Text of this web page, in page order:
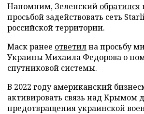
Напомним, Зеленский обратился
просьбой задействовать сеть
российской территории.
Маск ранее ответилна просьбу
Украины Михаила Федорова о
спутниковой системы.
В 2022 году американский
активировать связь над Крымом
предотвращения украинской